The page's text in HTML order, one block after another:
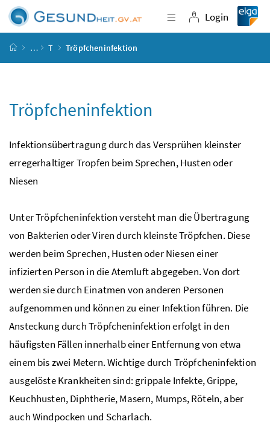
Zum Inhalt
Zum Hauptmenü
Zum Untermenü
Zur Suche
Navigation
Login
Login
Startseite
… T Tröpfcheninfektion
Tröpfcheninfektion
Infektionsübertragung durch das Versprühen kleinster
erregerhaltiger Tropfen beim Sprechen, Husten oder
Niesen
Unter Tröpfcheninfektion versteht man die Übertragung
von Bakterien oder Viren durch kleinste Tröpfchen. Diese
werden beim Sprechen, Husten oder Niesen einer
infizierten Person in die Atemluft abgegeben. Von dort
werden sie durch Einatmen von anderen Personen
aufgenommen und können zu einer Infektion führen. Die
Ansteckung durch Tröpfcheninfektion erfolgt in den
häufigsten Fällen innerhalb einer Entfernung von etwa
einem bis zwei Metern. Wichtige durch Tröpfcheninfektion
ausgelöste Krankheiten sind: grippale Infekte, Grippe,
Keuchhusten, Diphtherie, Masern, Mumps, Röteln, aber
auch Windpocken und Scharlach.